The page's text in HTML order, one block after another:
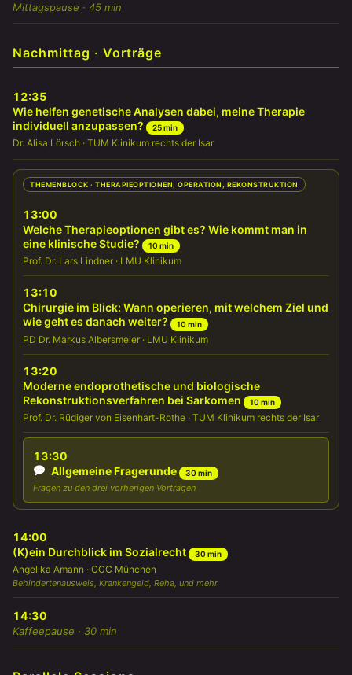
Mittagspause · 45 min
Nachmittag · Vorträge
12:35
Wie helfen genetische Analysen dabei, meine Therapie
individuell anzupassen?
25 min
Dr. Alisa Lörsch · TUM Klinikum rechts der Isar
THEMENBLOCK · THERAPIEOPTIONEN, OPERATION, REKONSTRUKTION
13:00
Welche Therapieoptionen gibt es? Wie kommt man in
eine klinische Studie?
10 min
Prof. Dr. Lars Lindner · LMU Klinikum
13:10
Chirurgie im Blick: Wann operieren, mit welchem Ziel und
wie geht es danach weiter?
10 min
PD Dr. Markus Albersmeier · LMU Klinikum
13:20
Moderne endoprothetische und biologische
Rekonstruktionsverfahren bei Sarkomen
10 min
Prof. Dr. Rüdiger von Eisenhart-Rothe · TUM Klinikum rechts der Isar
13:30
Allgemeine Fragerunde
30 min
Fragen zu den drei vorherigen Vorträgen
14:00
(K)ein Durchblick im Sozialrecht
30 min
Angelika Amann · CCC München
Behindertenausweis, Krankengeld, Reha, und mehr
14:30
Kaffeepause · 30 min